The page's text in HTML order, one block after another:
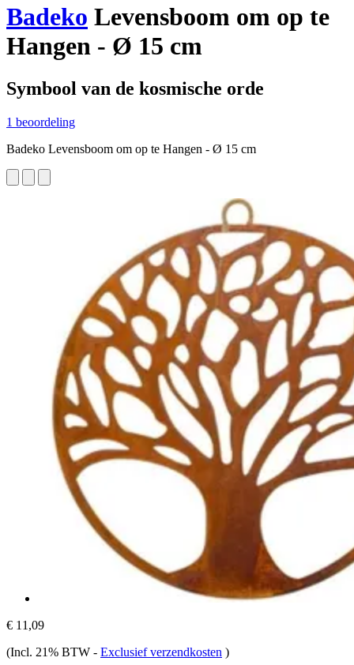
Badeko Levensboom om op te
Hangen - Ø 15 cm
Symbool van de kosmische orde
1 beoordeling
Badeko Levensboom om op te Hangen - Ø 15 cm
€ 11,09
(Incl. 21% BTW - Exclusief verzendkosten )